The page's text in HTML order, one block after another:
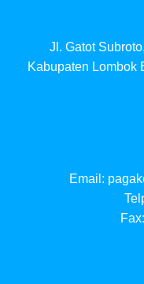
Jl. Gatot
Kabupaten Lombok
Email: